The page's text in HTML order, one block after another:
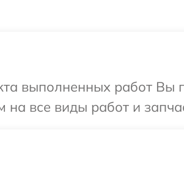
выполненных работ Вы
все виды работ и